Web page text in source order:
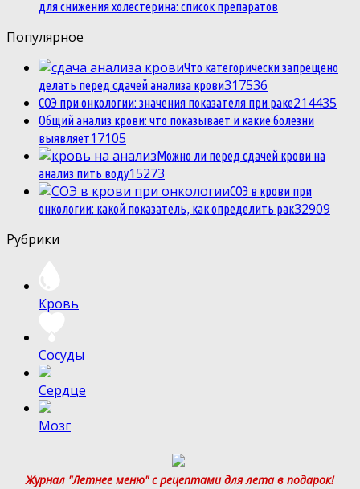
для снижения холестерина: список препаратов
Популярное
Что категорически запрещено
делать перед сдачей анализа крови317536
СОЭ при онкологии: значения показателя при раке214435
Общий анализ крови: что показывает и какие болезни
выявляет17105
Можно ли перед сдачей крови на
анализ пить воду15273
СОЭ в крови при
онкологии: какой показатель, как определить рак32909
Рубрики
Кровь
Сосуды
Сердце
Мозг
Журнал "Летнее меню" с рецептами для лета в подарок!